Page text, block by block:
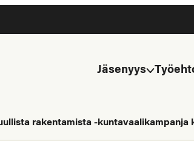
Jäsenyys
rakentamista -kuntavaalikampanja